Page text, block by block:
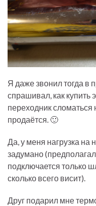
Я даже звонил тогда в
спрашивал, как купить
переходник сломаться
продаётся. 🙂
Да, у меня нагрузка на
задумано
подключается только
сколько всего висит).
Друг подарил мне